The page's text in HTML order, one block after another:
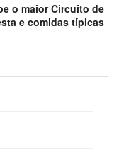
o maior Circuito de
e comidas típicas